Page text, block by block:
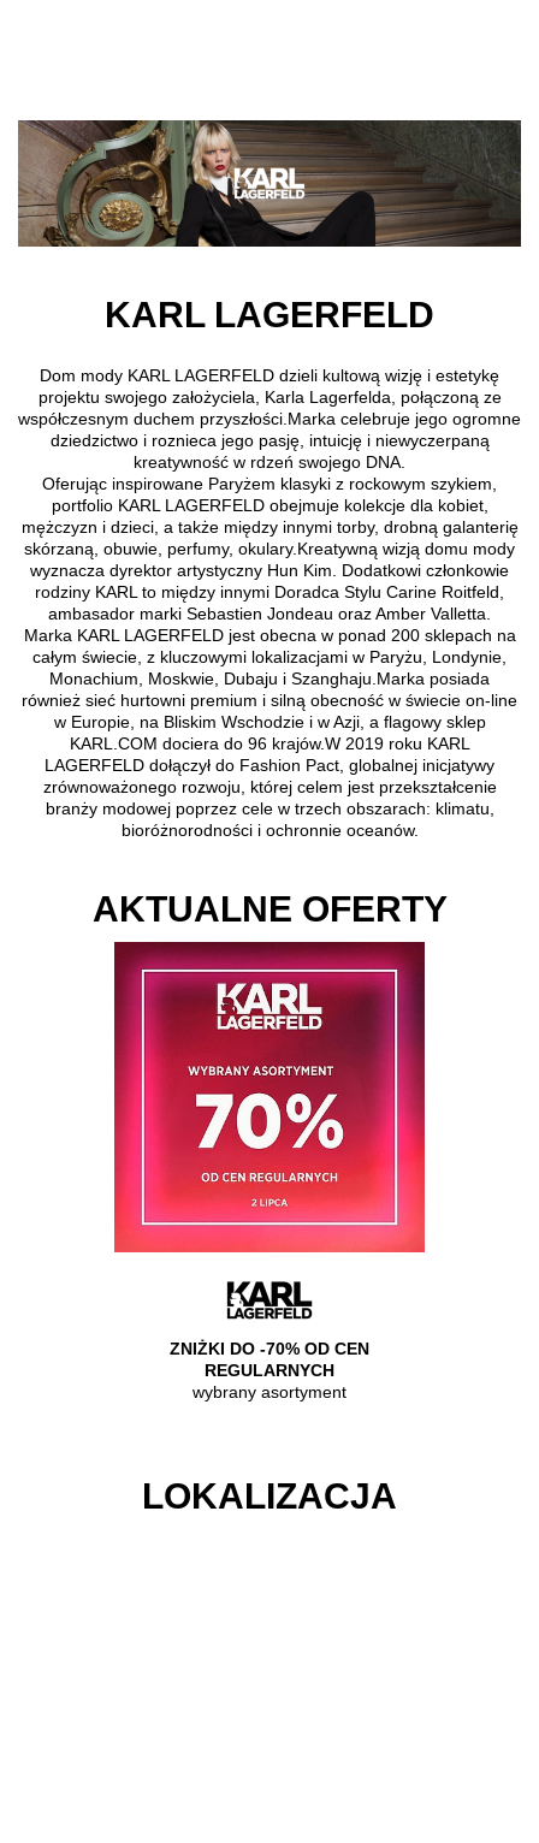
KARL LAGERFELD
Dom mody KARL LAGERFELD dzieli kultową wizję i estetykę
projektu swojego założyciela, Karla Lagerfelda, połączoną ze
współczesnym duchem przyszłości.Marka celebruje jego ogromne
dziedzictwo i roznieca jego pasję, intuicję i niewyczerpaną
kreatywność w rdzeń swojego DNA.
Oferując inspirowane Paryżem klasyki z rockowym szykiem,
portfolio KARL LAGERFELD obejmuje kolekcje dla kobiet,
mężczyzn i dzieci, a także między innymi torby, drobną galanterię
skórzaną, obuwie, perfumy, okulary.Kreatywną wizją domu mody
wyznacza dyrektor artystyczny Hun Kim. Dodatkowi członkowie
rodziny KARL to między innymi Doradca Stylu Carine Roitfeld,
ambasador marki Sebastien Jondeau oraz Amber Valletta.
Marka KARL LAGERFELD jest obecna w ponad 200 sklepach na
całym świecie, z kluczowymi lokalizacjami w Paryżu, Londynie,
Monachium, Moskwie, Dubaju i Szanghaju.Marka posiada
również sieć hurtowni premium i silną obecność w świecie on-line
w Europie, na Bliskim Wschodzie i w Azji, a flagowy sklep
KARL.COM dociera do 96 krajów.W 2019 roku KARL
LAGERFELD dołączył do Fashion Pact, globalnej inicjatywy
zrównoważonego rozwoju, której celem jest przekształcenie
branży modowej poprzez cele w trzech obszarach: klimatu,
bioróżnorodności i ochronnie oceanów.
AKTUALNE OFERTY
ZNIŻKI DO -70% OD CEN
REGULARNYCH
wybrany asortyment
LOKALIZACJA